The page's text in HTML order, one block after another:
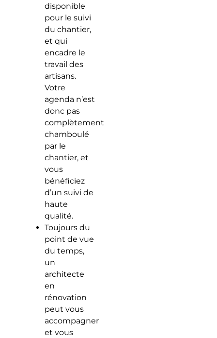
disponible
pour le suivi
du chantier,
et qui
encadre le
travail des
artisans.
Votre
agenda n’est
donc pas
complètement
chamboulé
par le
chantier, et
vous
bénéficiez
d’un suivi de
haute
qualité.
Toujours du
point de vue
du temps,
un
architecte
en
rénovation
peut vous
accompagner
et vous